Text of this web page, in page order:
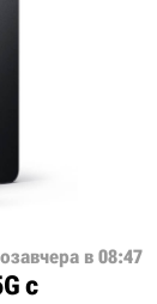
в 08:47
с